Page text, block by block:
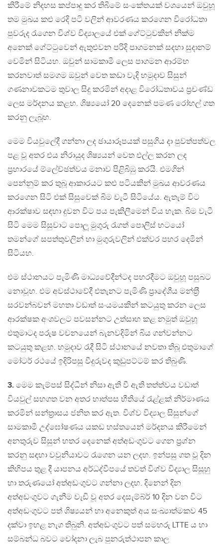
කිරීමේ නිදහස කප්පාදු කර තිබීමේ සංකේතයක් වශයෙන් ඔවුහූ
තම මුඛය කළු රෙදි පටි වලින් ආවරණය කරගෙන විරෝධතා
පුවරුද රැගෙන විශ්ව විද්‍යාලයේ එක් ගේට්ටුවකින් නික්ම
අනෙක් ගේට්ටුවෙන් ඇතුළුවන පරිදි පාගමනක් සදහා සුදානම්
වෙමින් සිටියහ. ඔවුන් සාමකාමී ලෙස පාගමන ආරම්භ
කරනවාත් සමගම ඔවුන් වෙත කඩා වැදි හමුදාව සිසුන්
ගණනාවකටම තුවාල සිදු කරමින් අදාළ විරෝධතාවය ප‍්‍රචණ්ඩ
ලෙස මර්දනය කළහ. ශිෂ්‍යයෝ 20 දෙනෙක් පමණ රෝහල් ගත
කරනු ලැබූහ.
මෙම වියවුලේදී ගන්නා ලද ඡායාරූපයක් පසුගිය දා පුවත්පත්වල
පළ වූ අතර එය නිරායුද ශිෂ්‍යයන් වෙත එල්ල කරන ලද
ප‍්‍රහාරයේ ම්ලේච්ඡත්වය මනාව පිළිබිඹු කරයි. එමගින්
පෙන්නුම් කර තුබූ ආකාරයට කළු පටියකින් මුඛය ආවරණය
කරගෙන සිටි එක් සිසුවෙක් බිම වැටී සිටියේය. ඇතැම් විට
ආරක්ෂාව සඳහා දුවන විට පය පැකිලීමෙන් විය හැක. බිම වැටී
සිටි මෙම සිසුවාට පොලූ මුගුරු රැගත් පොලිස් භටයෝ
තමන්ගේ සපත්තුවලින් හා මුගුරුවලින් එක්වර පහර දෙමින්
සිටියහ.
එම ස්ථානයට පැමිණි මාධ්‍යවේදීන්ටද පහරදීමට ඔවුහූ පසුබට
නොවූහ. එම අවස්ථාවේදී එතැනට පැමිණි ප‍්‍රාදේශීය මන්ත‍්‍රී
සරවන්බවන් මහතා වඩාත් සංයමයකින් කටයුතු කරන ලෙස
ආරක්ෂක අංශවලට පවසන්නට උත්සාහ කළ නමුත් ඔවුහූ
එතුමාටද පරුෂ වචනයෙන් බැනවදිමින් බිය ගන්වන්නට
කටයුතු කළහ. හමුදාව රැදී සිටි ස්ථානයේ නවතා තිබූ එතුමාගේ
මෝටර් රථයේ ඉදිරිපසු වීදුරුවද කුඩුපට්ටම් කර තිබුණි.
3. මෙම කැම්පස් සිද්ධීන් නිසා ඇති වී ඇති තත්ත්වය වඩාත්
වියවුල් සහගත වන අතර හාත්පස භීතියේ රැළ්ළක් නිර්මාණය
කරමින් සන්ත‍්‍රාසය ජනිත කර ඇත. විශ්ව විද්‍යාල සිසුන්ගේ
සාමකාමී උද්ඝෝෂණය යකඩ හස්තයෙන් මර්දනය කිරීමෙන්
අනතුරුව සිසුන් හතර දෙනෙක් අත්අඩංගුවට ගෙන ප‍්‍රශ්න
කරනු සඳහා වවුනියාවට රැගෙන යන ලදහ. ඉන්පසු ගත වූ දින
කිහිපය තුළ දී යාපනය අර්ධද්වීපයේ තවත් විශ්ව විද්‍යාල සිසූහු
හා තරුණයෝ අත්අඩංගුවට ගන්නා ලදහ. දිනෙන් දින
අත්අඩංගුවට ගැනීම වැඩි වූ අතර දෙසැම්බ්ර් 10 දින වන විට
අත්අඩංගුවට පත් ශිෂ්‍යයන් හා අනෙකුත් අය සංඛ්‍යාත්මකව 45
දක්වා ඉහළ නැග තිබුනි. අත්අඩංගුවට පත් සමහරු LTTE ය හා
සම්බන්ධ බවට චෝදනා ලැබ පුනරුත්ථාපන කාල